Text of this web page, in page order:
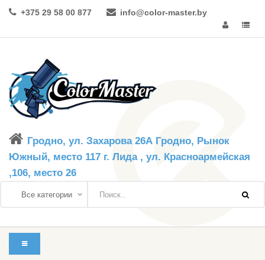
+375 29 58 00 877 info@color-master.by
Гродно, ул. Захарова 26А Гродно, Рынок
Южный, место 117 г. Лида , ул. Красноармейская
,106, место 26